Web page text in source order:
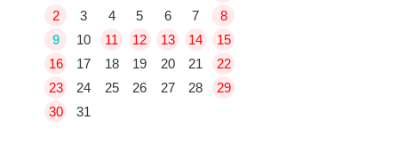
2
3 4 5 6 7
8
9
10 11 12 13 14
15
16
17 18 19 20 21
22
23
24 25 26 27 28
29
30
31